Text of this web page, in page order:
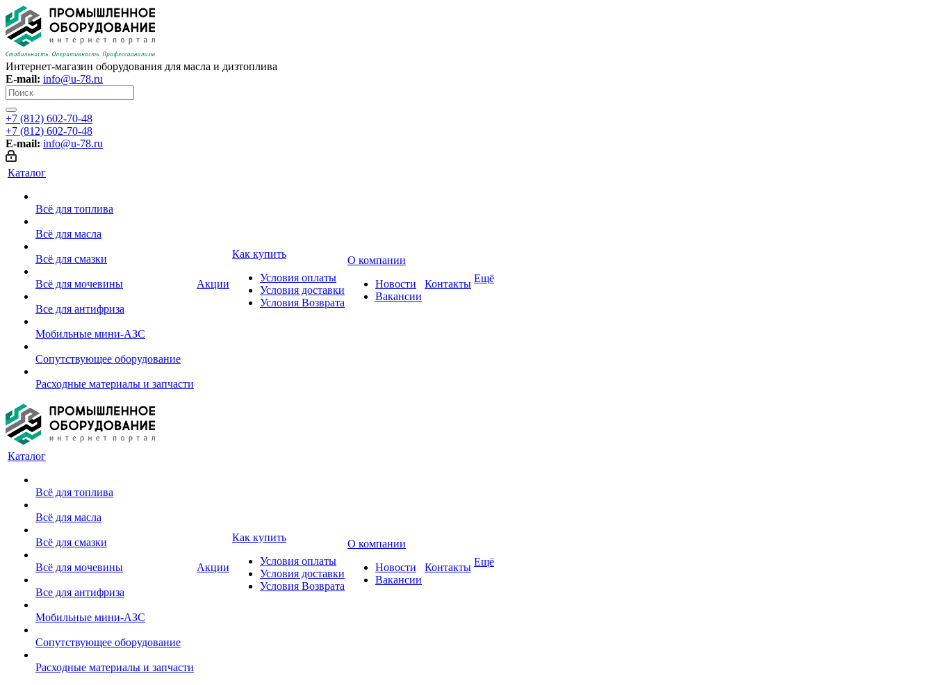
Интернет-магазин оборудования для масла и дизтоплива
E-mail: info@u-78.ru
+7 (812) 602-70-48
+7 (812) 602-70-48
E-mail: info@u-78.ru
Каталог
Всё для топлива
Всё для масла
Всё для смазки
Всё для мочевины
Все для антифриза
Мобильные мини-АЗС
Сопутствующее оборудование
Расходные материалы и запчасти
Акции
Как купить
Условия оплаты
Условия доставки
Условия Возврата
О компании
Новости
Вакансии
Контакты Ещё
Каталог
Всё для топлива
Всё для масла
Всё для смазки
Всё для мочевины
Все для антифриза
Мобильные мини-АЗС
Сопутствующее оборудование
Расходные материалы и запчасти
Акции
Как купить
Условия оплаты
Условия доставки
Условия Возврата
О компании
Новости
Вакансии
Контакты Ещё